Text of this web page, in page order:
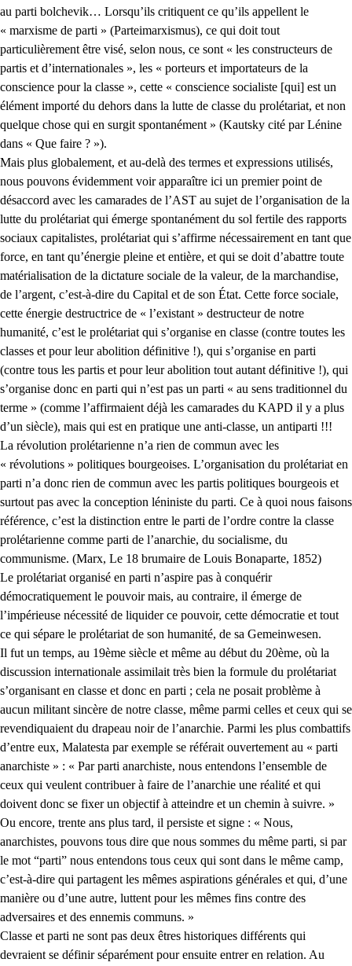
au parti bolchevik… Lorsqu’ils critiquent ce qu’ils appellent le
« marxisme de parti » (Parteimarxismus), ce qui doit tout
particulièrement être visé, selon nous, ce sont « les constructeurs de
partis et d’internationales », les « porteurs et importateurs de la
conscience pour la classe », cette « conscience socialiste [qui] est un
élément importé du dehors dans la lutte de classe du prolétariat, et non
quelque chose qui en surgit spontanément » (Kautsky cité par Lénine
dans « Que faire ? »).
Mais plus globalement, et au-delà des termes et expressions utilisés,
nous pouvons évidemment voir apparaître ici un premier point de
désaccord avec les camarades de l’AST au sujet de l’organisation de la
lutte du prolétariat qui émerge spontanément du sol fertile des rapports
sociaux capitalistes, prolétariat qui s’affirme nécessairement en tant que
force, en tant qu’énergie pleine et entière, et qui se doit d’abattre toute
matérialisation de la dictature sociale de la valeur, de la marchandise,
de l’argent, c’est-à-dire du Capital et de son État. Cette force sociale,
cette énergie destructrice de « l’existant » destructeur de notre
humanité, c’est le prolétariat qui s’organise en classe (contre toutes les
classes et pour leur abolition définitive !), qui s’organise en parti
(contre tous les partis et pour leur abolition tout autant définitive !), qui
s’organise donc en parti qui n’est pas un parti « au sens traditionnel du
terme » (comme l’affirmaient déjà les camarades du KAPD il y a plus
d’un siècle), mais qui est en pratique une anti-classe, un antiparti !!!
La révolution prolétarienne n’a rien de commun avec les
« révolutions » politiques bourgeoises. L’organisation du prolétariat en
parti n’a donc rien de commun avec les partis politiques bourgeois et
surtout pas avec la conception léniniste du parti. Ce à quoi nous faisons
référence, c’est la distinction entre le parti de l’ordre contre la classe
prolétarienne comme parti de l’anarchie, du socialisme, du
communisme. (Marx, Le 18 brumaire de Louis Bonaparte, 1852)
Le prolétariat organisé en parti n’aspire pas à conquérir
démocratiquement le pouvoir mais, au contraire, il émerge de
l’impérieuse nécessité de liquider ce pouvoir, cette démocratie et tout
ce qui sépare le prolétariat de son humanité, de sa Gemeinwesen.
Il fut un temps, au 19ème siècle et même au début du 20ème, où la
discussion internationale assimilait très bien la formule du prolétariat
s’organisant en classe et donc en parti ; cela ne posait problème à
aucun militant sincère de notre classe, même parmi celles et ceux qui se
revendiquaient du drapeau noir de l’anarchie. Parmi les plus combattifs
d’entre eux, Malatesta par exemple se référait ouvertement au « parti
anarchiste » : « Par parti anarchiste, nous entendons l’ensemble de
ceux qui veulent contribuer à faire de l’anarchie une réalité et qui
doivent donc se fixer un objectif à atteindre et un chemin à suivre. »
Ou encore, trente ans plus tard, il persiste et signe : « Nous,
anarchistes, pouvons tous dire que nous sommes du même parti, si par
le mot “parti” nous entendons tous ceux qui sont dans le même camp,
c’est-à-dire qui partagent les mêmes aspirations générales et qui, d’une
manière ou d’une autre, luttent pour les mêmes fins contre des
adversaires et des ennemis communs. »
Classe et parti ne sont pas deux êtres historiques différents qui
devraient se définir séparément pour ensuite entrer en relation. Au